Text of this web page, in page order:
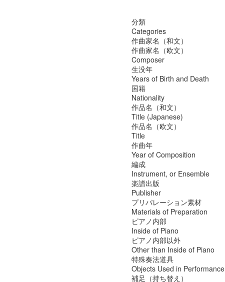
分類
Categories
作曲家名（和文）
作曲家名（欧文）
Composer
生没年
Years of Birth and Death
国籍
Nationality
作品名（和文）
Title (Japanese)
作品名（欧文）
Title
作曲年
Year of Composition
編成
Instrument, or Ensemble
楽譜出版
Publisher
プリパレーション素材
Materials of Preparation
ピアノ内部
Inside of Piano
ピアノ内部以外
Other than Inside of Piano
特殊奏法道具
Objects Used in Performance
補足（持ち替え）